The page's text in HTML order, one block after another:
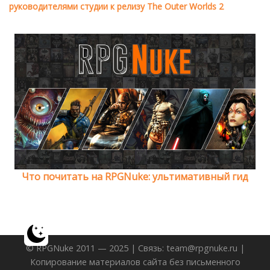
руководителями студии к релизу The Outer Worlds 2
Что почитать на RPGNuke: ультимативный гид
© RPGNuke 2011 — 2025 | Связь: team@rpgnuke.ru |
Копирование материалов сайта без письменного